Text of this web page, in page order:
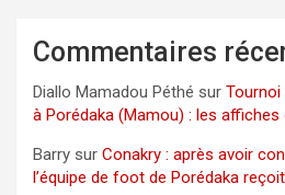
Commentaires
Diallo Mamadou Péthé sur Tournoi
à Porédaka (Mamou) : les
Barry sur Conakry : après avoir
l’équipe de foot de Porédaka